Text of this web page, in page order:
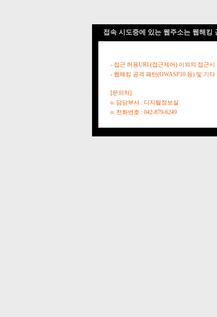
접속 시도중에 있는 웹주소는 웹해킹
- 접근 허용URL(접근제어) 이외의 접근시
- 웹해킹 공격 패턴(OWASP10 등) 및 기
[문의처]
o. 담당부서 : 디지털정보실
o. 전화번호 : 042-879-6249